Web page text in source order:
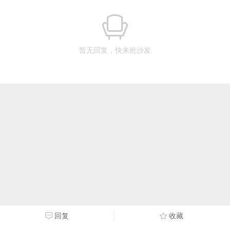
暂无回复，快来抢沙发
回复 收藏